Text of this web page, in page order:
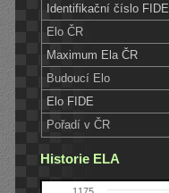
Identifikační číslo FIDE
Elo ČR
Maximum Ela ČR
Budoucí Elo
Elo FIDE
Pořadí v ČR
Historie ELA